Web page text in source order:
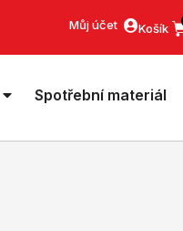
Můj účet
Spotřební materiál